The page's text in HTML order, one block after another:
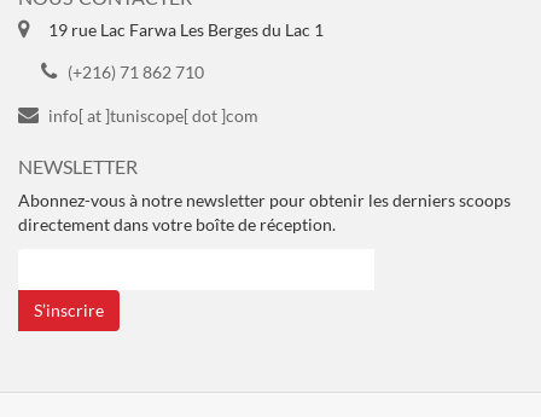
19 rue Lac Farwa Les Berges du Lac 1
(+216) 71 862 710
info[ at ]tuniscope[ dot ]com
NEWSLETTER
Abonnez-vous à notre newsletter pour obtenir les derniers scoops
directement dans votre boîte de réception.
S’inscrire